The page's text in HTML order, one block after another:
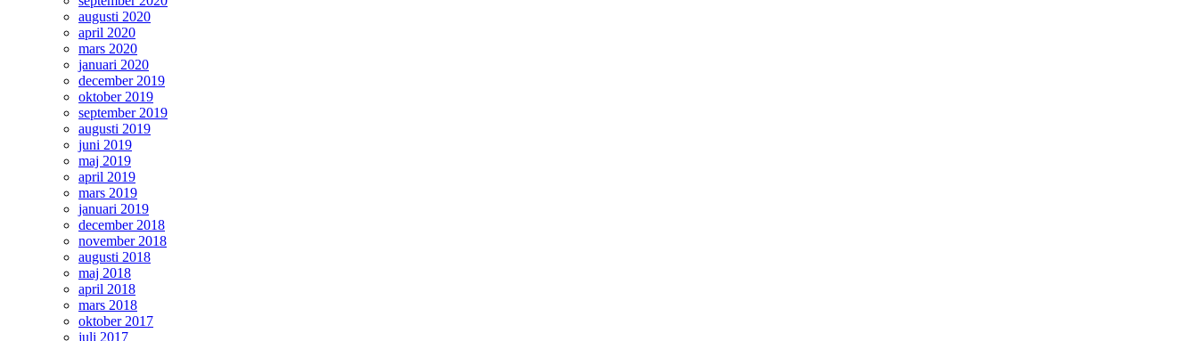
augusti 2020
april 2020
mars 2020
januari 2020
december 2019
oktober 2019
september 2019
augusti 2019
juni 2019
maj 2019
april 2019
mars 2019
januari 2019
december 2018
november 2018
augusti 2018
maj 2018
april 2018
mars 2018
oktober 2017
juli 2017